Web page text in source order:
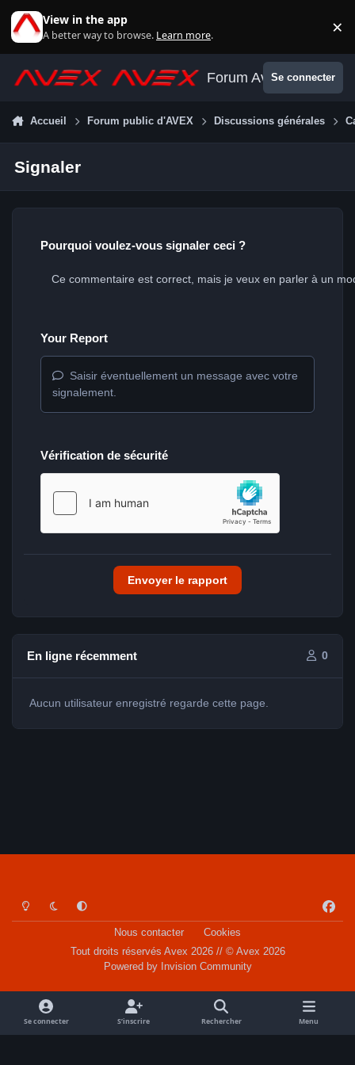
View in the app
A better way to browse. Learn more. ×
Forum AvexSe connecter
Accueil Forum public d'AVEX Discussions générales
Signaler
Pourquoi voulez-vous signaler ceci ?
Your Report
Saisir éventuellement un message avec votre
signalement.
Vérification de sécurité
Envoyer le rapport
En ligne récemment 0
Aucun utilisateur enregistré regarde cette page.
Light ModeDark ModeSystem Preference
a
o
k
Nous contacter
Cookies
Tout droits réservés Avex 2026 // © Avex 2026
Powered by Invision Community
Se connecter S’inscrire Rechercher Menu